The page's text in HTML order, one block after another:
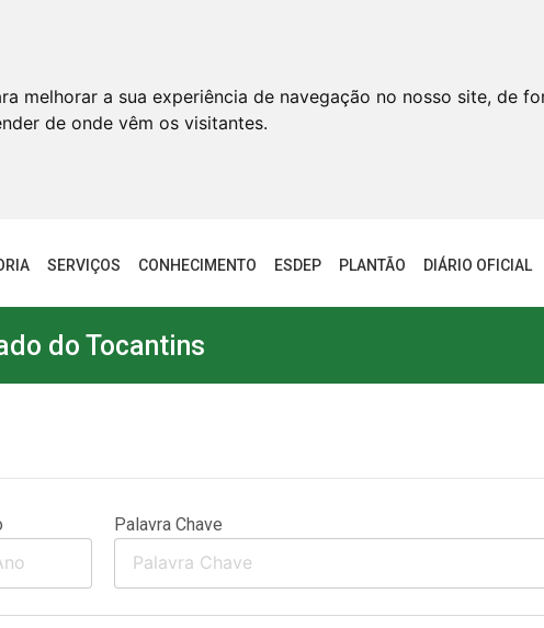
melhorar a sua experiência de navegação no nosso site, de
de onde vêm os visitantes.
SERVIÇOS CONHECIMENTO ESDEP PLANTÃO DIÁRIO OFICIAL
do Tocantins
Palavra Chave